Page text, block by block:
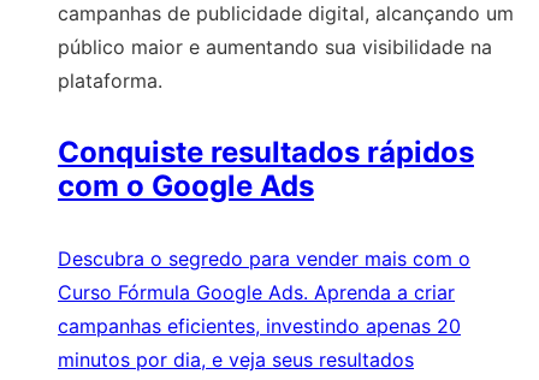
campanhas de publicidade digital, alcançando um
público maior e aumentando sua visibilidade na
plataforma.
Conquiste resultados rápidos
com o Google Ads
Descubra o segredo para vender mais com o
Curso Fórmula Google Ads. Aprenda a criar
campanhas eficientes, investindo apenas 20
minutos por dia, e veja seus resultados